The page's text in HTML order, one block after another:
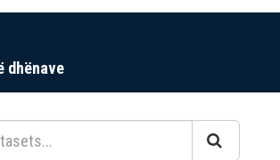
dhënave